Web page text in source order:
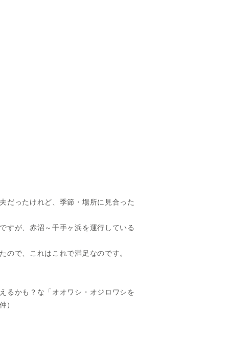
だったけれど、季節・場所に見合った
すが、赤沼～千手ヶ浜を運行している
ので、これはこれで満足なのです。
るかも？な「オオワシ・オジロワシを
）